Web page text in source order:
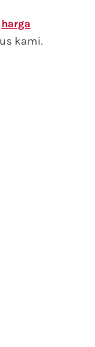
harga
kami.